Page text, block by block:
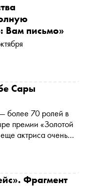
Вам письмо»
Сары
более 70 ролей в
премии «Золотой
актриса очень
библиотека —
клуб при
Фрагмент